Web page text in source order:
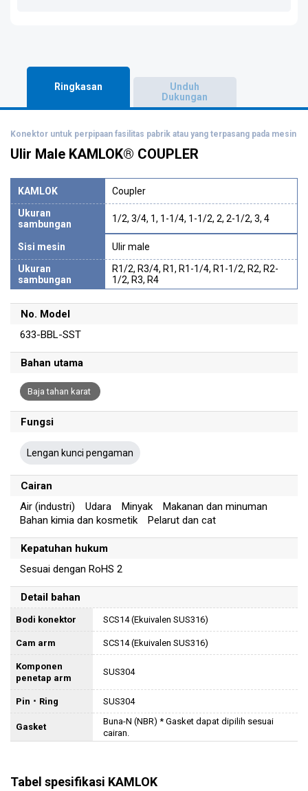
Ringkasan
Unduh
Dukungan
Ulir Male KAMLOK® COUPLER
Konektor untuk perpipaan fasilitas pabrik atau yang terpasang pada mesin
KAMLOK
Coupler
Ukuran
sambungan
1/2, 3/4, 1, 1-1/4, 1-1/2, 2, 2-1/2, 3, 4
Sisi mesin
Ulir male
Ukuran
sambungan
R1/2, R3/4, R1, R1-1/4, R1-1/2, R2, R2-
1/2, R3, R4
No. Model
633-BBL-SST
Bahan utama
Baja tahan karat
Fungsi
Lengan kunci pengaman
Cairan
Air (industri) Udara Minyak Makanan dan minuman
Bahan kimia dan kosmetik Pelarut dan cat
Kepatuhan hukum
Sesuai dengan RoHS 2
Detail bahan
Bodi konektor SCS14 (Ekuivalen SUS316)
Cam arm SCS14 (Ekuivalen SUS316)
Komponen
penetap arm
SUS304
Pin ･ Ring SUS304
Gasket
Buna-N (NBR) * Gasket dapat dipilih sesuai
cairan.
Tabel spesifikasi KAMLOK